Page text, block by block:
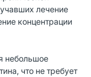
лечение
концентрации
небольшое
что не требует